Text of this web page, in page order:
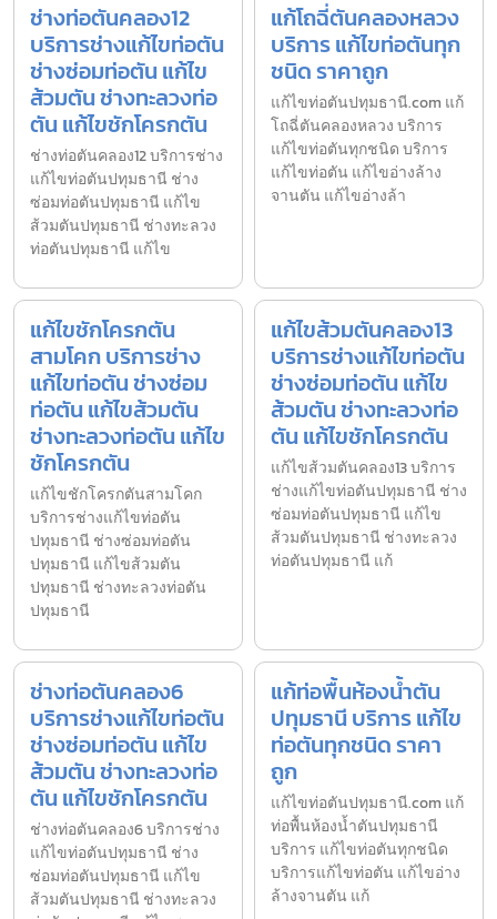
ช่างท่อตันคลอง12
บริการช่างแก้ไขท่อตัน
ช่างซ่อมท่อตัน แก้ไข
ส้วมตัน ช่างทะลวงท่อ
ตัน แก้ไขชักโครกตัน
ช่างท่อตันคลอง12 บริการช่าง
แก้ไขท่อตันปทุมธานี ช่าง
ซ่อมท่อตันปทุมธานี แก้ไข
ส้วมตันปทุมธานี ช่างทะลวง
ท่อตันปทุมธานี แก้ไข
แก้โถฉี่ตันคลองหลวง
บริการ แก้ไขท่อตันทุก
ชนิด ราคาถูก
แก้ไขท่อตันปทุมธานี.com แก้
โถฉี่ตันคลองหลวง บริการ
แก้ไขท่อตันทุกชนิด บริการ
แก้ไขท่อตัน แก้ไขอ่างล้าง
จานตัน แก้ไขอ่างล้า
แก้ไขชักโครกตัน
สามโคก บริการช่าง
แก้ไขท่อตัน ช่างซ่อม
ท่อตัน แก้ไขส้วมตัน
ช่างทะลวงท่อตัน แก้ไข
ชักโครกตัน
แก้ไขชักโครกตันสามโคก
บริการช่างแก้ไขท่อตัน
ปทุมธานี ช่างซ่อมท่อตัน
ปทุมธานี แก้ไขส้วมตัน
ปทุมธานี ช่างทะลวงท่อตัน
ปทุมธานี
แก้ไขส้วมตันคลอง13
บริการช่างแก้ไขท่อตัน
ช่างซ่อมท่อตัน แก้ไข
ส้วมตัน ช่างทะลวงท่อ
ตัน แก้ไขชักโครกตัน
แก้ไขส้วมตันคลอง13 บริการ
ช่างแก้ไขท่อตันปทุมธานี ช่าง
ซ่อมท่อตันปทุมธานี แก้ไข
ส้วมตันปทุมธานี ช่างทะลวง
ท่อตันปทุมธานี แก้
ช่างท่อตันคลอง6
บริการช่างแก้ไขท่อตัน
ช่างซ่อมท่อตัน แก้ไข
ส้วมตัน ช่างทะลวงท่อ
ตัน แก้ไขชักโครกตัน
ช่างท่อตันคลอง6 บริการช่าง
แก้ไขท่อตันปทุมธานี ช่าง
ซ่อมท่อตันปทุมธานี แก้ไข
ส้วมตันปทุมธานี ช่างทะลวง
แก้ท่อพื้นห้องน้ำตัน
ปทุมธานี บริการ แก้ไข
ท่อตันทุกชนิด ราคา
ถูก
แก้ไขท่อตันปทุมธานี.com แก้
ท่อพื้นห้องน้ำตันปทุมธานี
บริการ แก้ไขท่อตันทุกชนิด
บริการแก้ไขท่อตัน แก้ไขอ่าง
ล้างจานตัน แก้